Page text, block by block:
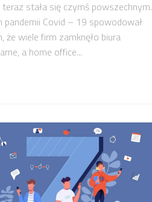
stała się czymś powszechnym.
pandemii Covid – 19 spowodował
że wiele firm zamknęło biura
a home office...